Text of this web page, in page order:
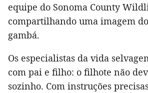
equipe do Sonoma County
compartilhando uma imagem
gambá.
Os especialistas da vida
com pai e filho: o filhote não
sozinho. Com instruções